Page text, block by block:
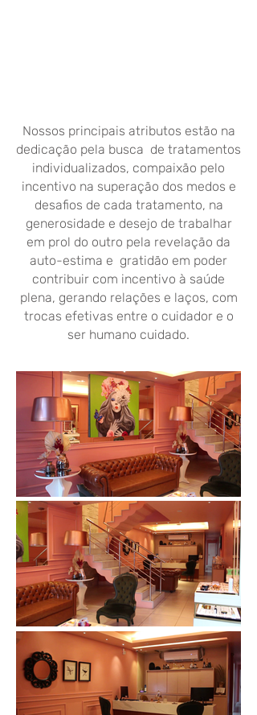
Nossos principais atributos estão na
dedicação pela busca de tratamentos
individualizados, compaixão pelo
incentivo na superação dos medos e
desafios de cada tratamento, na
generosidade e desejo de trabalhar
em prol do outro pela revelação da
auto-estima e gratidão em poder
contribuir com incentivo à saúde
plena, gerando relações e laços, com
trocas efetivas entre o cuidador e o
ser humano cuidado.